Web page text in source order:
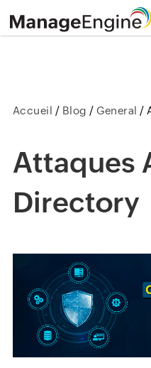
Accueil / Blog /General /
Attaques
Directory